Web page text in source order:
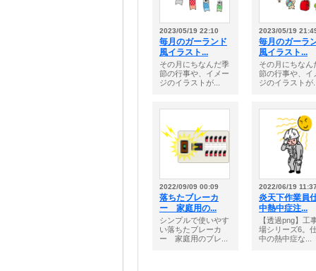
2023/05/19 22:10
毎月のガーランド
風イラスト...
その月にちなんだ季
節の行事や、イメー
ジのイラストが...
2023/05/19
毎月のガーラ
風イラスト...
その月にちなん
節の行事や、イ
ジのイラストが
2022/09/09 00:09
落ちたブレーカ
ー 家庭用の...
シンプルで使いやす
い落ちたブレーカ
ー 家庭用のブレ...
2022/06/19
炎天下作業員
中熱中症注...
【透過png】工
場シリーズ6。
中の熱中症な...